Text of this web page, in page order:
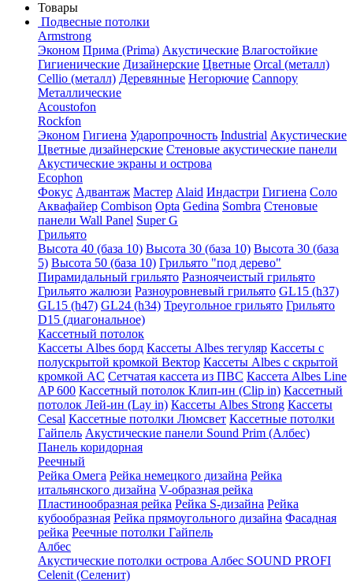
Товары
Подвесные потолки
Armstrong
Эконом Прима (Prima) Акустические Влагостойкие
Гигиенические Дизайнерские Цветные Orcal (металл)
Cellio (металл) Деревянные Негорючие Cannopy
Металлические
Acoustofon
Rockfon
Эконом Гигиена Ударопрочность Industrial Акустические
Цветные дизайнерские Стеновые акустические панели
Акустические экраны и острова
Ecophon
Фокус Адвантаж Мастер Alaid Индастри Гигиена Соло
Аквафайер Combison Opta Gedina Sombra Стеновые
панели Wall Panel Super G
Грильято
Высота 40 (база 10) Высота 30 (база 10) Высота 30 (база
5) Высота 50 (база 10) Грильято "под дерево"
Пирамидальный грильято Разноячеистый грильято
Грильято жалюзи Разноуровневый грильято GL15 (h37)
GL15 (h47) GL24 (h34) Треугольное грильято Грильято
D15 (диагональное)
Кассетный потолок
Кассеты Albes борд Кассеты Albes тегуляр Кассеты с
полускрытой кромкой Вектор Кассеты Albes с скрытой
кромкой AC Сетчатая кассета из ПВС Кассета Albes Line
AP 600 Кассетный потолок Клип-ин (Clip in) Кассетный
потолок Лей-ин (Lay in) Кассеты Albes Strong Кассеты
Cesal Кассетные потолки Люмсвет Кассетные потолки
Гайпель Акустические панели Sound Prim (Албес)
Панель коридорная
Реечный
Рейка Омега Рейка немецкого дизайна Рейка
итальянского дизайна V-образная рейка
Пластинообразная рейка Рейка S-дизайна Рейка
кубообразная Рейка прямоугольного дизайна Фасадная
рейка Реечные потолки Гайпель
Албес
Акустические потолки острова Албес SOUND PROFI
Celenit (Селенит)